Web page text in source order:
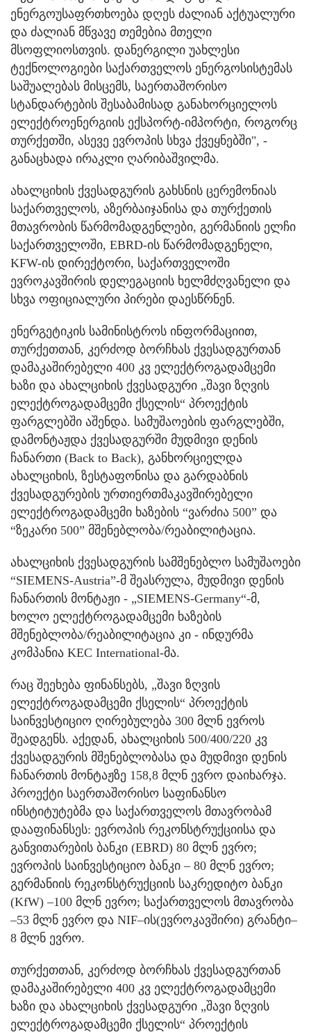
ენერგოუსაფრთხოება დღეს ძალიან აქტუალური
და ძალიან მწვავე თემებია მთელი
მსოფლიოსთვის. დანერგილი უახლესი
ტექნოლოგიები საქართველოს ენერგოსისტემას
საშუალებას მისცემს, საერთაშორისო
სტანდარტების შესაბამისად განახორციელოს
ელექტროენერგიის ექსპორტ-იმპორტი, როგორც
თურქეთში, ასევე ევროპის სხვა ქვეყნებში", -
განაცხადა ირაკლი ღარიბაშვილმა.
ახალციხის ქვესადგურის გახსნის ცერემონიას
საქართველოს, აზერბაიჯანისა და თურქეთის
მთავრობის წარმომადგენლები, გერმანიის ელჩი
საქართველოში, EBRD-ის წარმომადგენელი,
KFW-ის დირექტორი, საქართველოში
ევროკავშირის დელეგაციის ხელმძღვანელი და
სხვა ოფიციალური პირები დაესწრნენ.
ენერგეტიკის სამინისტროს ინფორმაციით,
თურქეთთან, კერძოდ ბორჩხას ქვესადგურთან
დამაკაშირებელი 400 კვ ელექტროგადამცემი
ხაზი და ახალციხის ქვესადგური „შავი ზღვის
ელექტროგადამცემი ქსელის“ პროექტის
ფარგლებში აშენდა. სამუშაოების ფარგლებში,
დამონტაჟდა ქვესადგურში მუდმივი დენის
ჩანართი (Back to Back), განხორციელდა
ახალციხის, ზესტაფონისა და გარდაბნის
ქვესადგურების ურთიერთმაკავშირებელი
ელექტროგადამცემი ხაზების “ვარძია 500” და
“ზეკარი 500” მშენებლობა/რეაბილიტაცია.
ახალციხის ქვესადგურის სამშენებლო სამუშაოები
“SIEMENS-Austria”-მ შეასრულა, მუდმივი დენის
ჩანართის მონტაჟი - „SIEMENS-Germany“-მ,
ხოლო ელექტროგადამცემი ხაზების
მშენებლობა/რეაბილიტაცია კი - ინდურმა
კომპანია KEC International-მა.
რაც შეეხება ფინანსებს, „შავი ზღვის
ელექტროგადამცემი ქსელის“ პროექტის
საინვესტიციო ღირებულება 300 მლნ ევროს
შეადგენს. აქედან, ახალციხის 500/400/220 კვ
ქვესადგურის მშენებლობასა და მუდმივი დენის
ჩანართის მონტაჟზე 158,8 მლნ ევრო დაიხარჯა.
პროექტი საერთაშორისო საფინანსო
ინსტიტუტებმა და საქართველოს მთავრობამ
დააფინანსეს: ევროპის რეკონსტრუქციისა და
განვითარების ბანკი (EBRD) 80 მლნ ევრო;
ევროპის საინვესტიციო ბანკი – 80 მლნ ევრო;
გერმანიის რეკონსტრუქციის საკრედიტო ბანკი
(KfW) –100 მლნ ევრო; საქართველოს მთავრობა
–53 მლნ ევრო და NIF–ის(ევროკავშირი) გრანტი–
8 მლნ ევრო.
თურქეთთან, კერძოდ ბორჩხას ქვესადგურთან
დამაკაშირებელი 400 კვ ელექტროგადამცემი
ხაზი და ახალციხის ქვესადგური „შავი ზღვის
ელექტროგადამცემი ქსელის“ პროექტის